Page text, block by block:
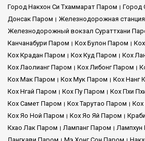
Город Накхон Си Тхаммарат Паром
Город
Донсак Паром
Железнодорожная
Железнодорожный вокзал Сураттхани
Канчанабури Паром
Кох Булон Паром
Кох Крадан Паром
Кох Куд Паром
Кох
Кох Лаолианг Паром
Кох Либонг Паром
Кох Мак Паром
Кох Мук Паром
Кох Нанг
Кох Нгай Паром
Кох Пу Паром
Кох Пхи
Кох Самет Паром
Кох Тарутао Паром
Кох
Кох Яо Ной Паром
Кох Яо Яй Паром
Кхао Лак Паром
Лампанг Паром